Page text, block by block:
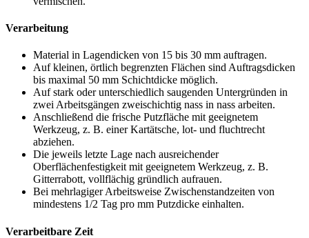
Verarbeitung
Material in Lagendicken von 15 bis 30 mm auftragen.
Auf kleinen, örtlich begrenzten Flächen sind Auftragsdicken
bis maximal 50 mm Schichtdicke möglich.
Auf stark oder unterschiedlich saugenden Untergründen in
zwei Arbeitsgängen zweischichtig nass in nass arbeiten.
Anschließend die frische Putzfläche mit geeignetem
Werkzeug, z. B. einer Kartätsche, lot- und fluchtrecht
abziehen.
Die jeweils letzte Lage nach ausreichender
Oberflächenfestigkeit mit geeignetem Werkzeug, z. B.
Gitterrabott, vollflächig gründlich aufrauen.
Bei mehrlagiger Arbeitsweise Zwischenstandzeiten von
mindestens 1/2 Tag pro mm Putzdicke einhalten.
Verarbeitbare Zeit